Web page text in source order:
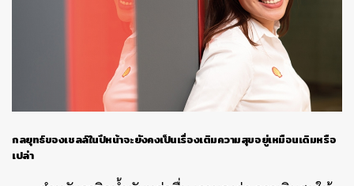
กลยุทธ์ของเชลล์ในปีหน้าจะยังคงเป็นเรื่องเติมความสุขอยู่เหมือนเดิมหรือ
เปล่า